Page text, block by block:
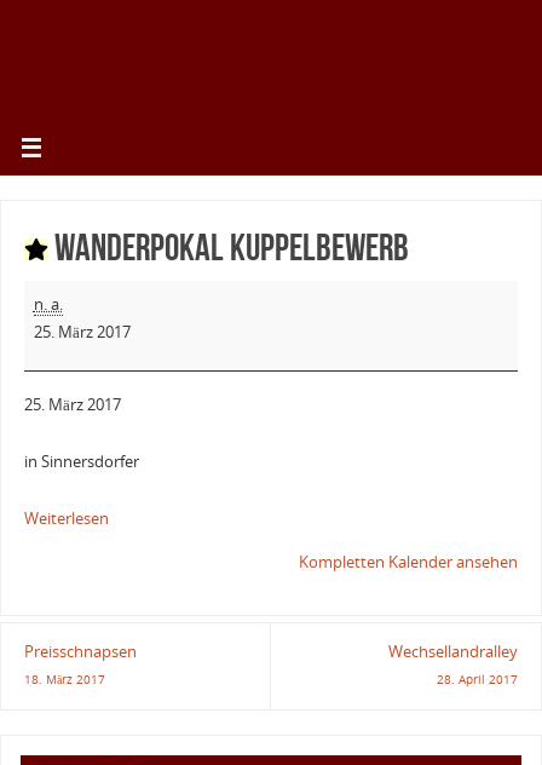
Wanderpokal Kuppelbewerb
n. a.
25. März 2017
25. März 2017
in Sinnersdorfer
Weiterlesen
Kompletten Kalender ansehen
Preisschnapsen
18. März 2017
Wechsellandralley
28. April 2017